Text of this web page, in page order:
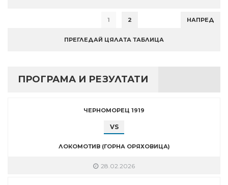
1 2 НАПРЕД
ПРЕГЛЕДАЙ ЦЯЛАТА ТАБЛИЦА
ПРОГРАМА И РЕЗУЛТАТИ
ЧЕРНОМОРЕЦ 1919
VS
ЛОКОМОТИВ (ГОРНА ОРЯХОВИЦА)
28.02.2026